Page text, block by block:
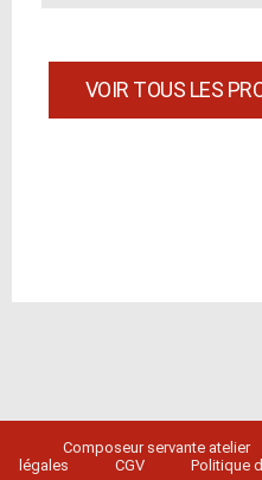
VOIR TOUS LES
Composeur servante atelier
légales
CGV Politique